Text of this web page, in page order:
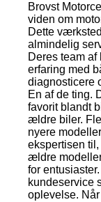
Brovst
viden om
Dette
almindelig
Deres team
erfaring med
diagnosticere
En af de ting.
favorit blandt
ældre biler.
nyere
ekspertisen
ældre
for
kundeservice
oplevelse.